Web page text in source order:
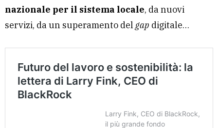
nazionale per il sistema locale, da nuovi
servizi, da un superamento del gap digitale…